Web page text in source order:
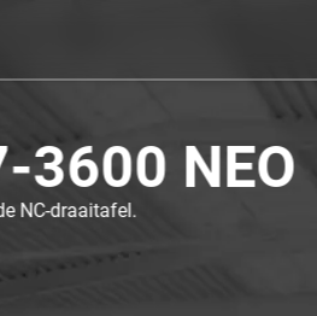
7-
Met grote bankettafel.